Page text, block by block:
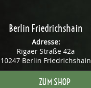
Berlin Friedrichshain
Adresse:
Rigaer Straße 42a
10247 Berlin Friedrichshain
ZUM SHOP